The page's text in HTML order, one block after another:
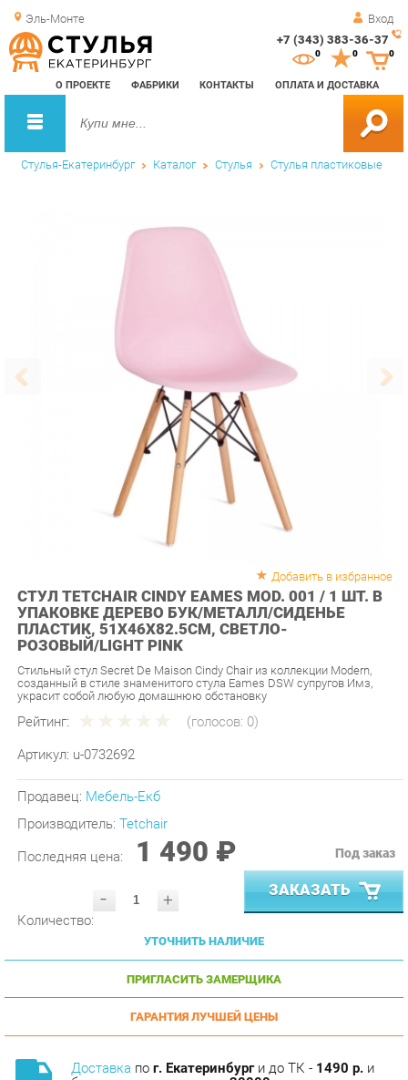
Эль-Монте Вход
+7 (343) 383-36-37
О ПРОЕКТЕ ФАБРИКИ КОНТАКТЫ ОПЛАТА И ДОСТАВКА
0 0
Стулья-Екатеринбург Каталог Стулья Стулья пластиковые
СТУЛ TETCHAIR CINDY EAMES MOD. 001 / 1 ШТ. В
УПАКОВКЕ ДЕРЕВО БУК/МЕТАЛЛ/СИДЕНЬЕ
ПЛАСТИК, 51X46X82.5СМ, СВЕТЛО-
РОЗОВЫЙ/LIGHT PINK
Стильный стул Secret De Maison Cindy Chair из коллекции Modern,
созданный в стиле знаменитого стула Eames DSW супругов Имз,
украсит собой любую домашнюю обстановку
Рейтинг: (голосов:0)
Артикул: u-0732692
Продавец: Мебель-Екб
Производитель:Tetchair
Последняя цена: 1 490 ₽
- ЗАКАЗАТЬ
УТОЧНИТЬ НАЛИЧИЕ
ПРИГЛАСИТЬ ЗАМЕРЩИКА
ГАРАНТИЯ ЛУЧШЕЙ ЦЕНЫ
по г. Екатеринбурги до ТК -
бесплатна при заказе от30000 р.